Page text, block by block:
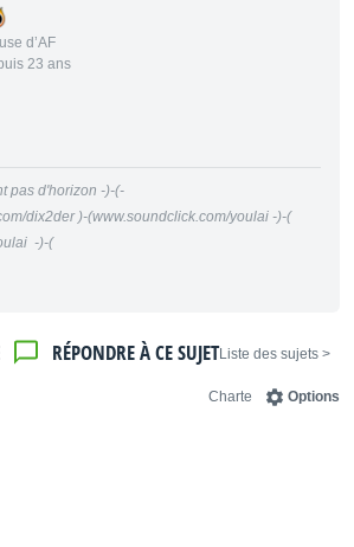
d’AF
23 ans
pas d'horizon -)-(-
dix2der )-(www.soundclick.com/youlai -)-(
-)-(
< Liste des sujets
RÉPONDRE À CE SUJET
Options
Charte